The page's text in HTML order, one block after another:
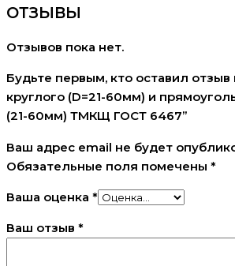
60мм)
ГОСТ
6467
ОТЗЫВЫ
Отзывов пока нет.
Будьте первым, кто оставил
круглого (D=21-60мм) и
(21-60мм) ТМКЩ ГОСТ 6467”
Ваш адрес email не будет
Обязательные поля помечены *
Ваша оценка *
Ваш отзыв *